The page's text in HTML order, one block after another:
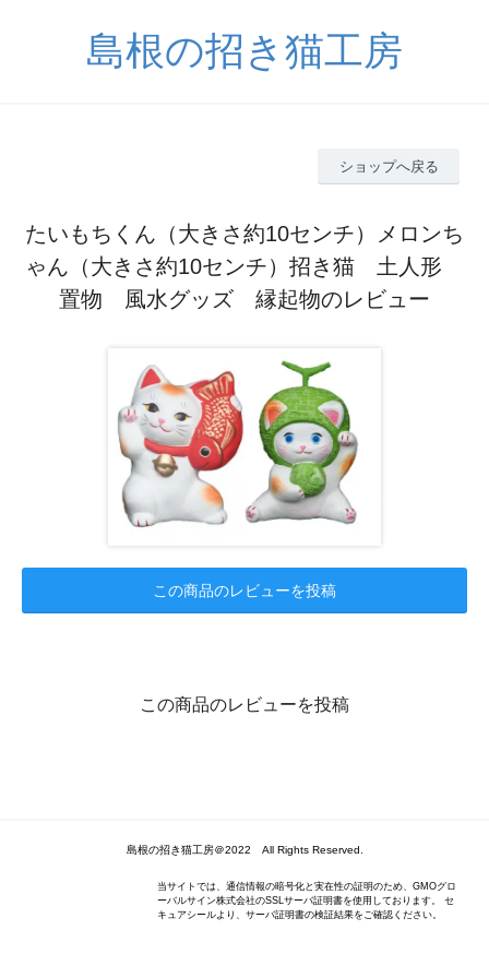
島根の招き猫工房
ショップへ戻る
たいもちくん（大きさ約10センチ）メロンち
ゃん（大きさ約10センチ）招き猫 土人形
置物 風水グッズ 縁起物のレビュー
この商品のレビューを投稿
この商品のレビューを投稿
島根の招き猫工房＠2022 All Rights Reserved.
当サイトでは、通信情報の暗号化と実在性の証明のため、GMOグロ
ーバルサイン株式会社のSSLサーバ証明書を使用しております。 セ
キュアシールより、サーバ証明書の検証結果をご確認ください。